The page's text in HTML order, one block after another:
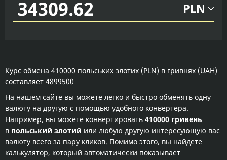
PLN
Курс обмена 410000 польських злотих (PLN) в гривнях (UAH)
составляет 4899500
На нашем сайте вы можете легко и быстро обменять одну
валюту на другую с помощью удобного конвертера.
Например, вы можете конвертировать 410000 гривень
в польський злотий или любую другую интересующую вас
валюту всего за пару кликов. Помимо этого, вы найдете
калькулятор, который автоматически показывает